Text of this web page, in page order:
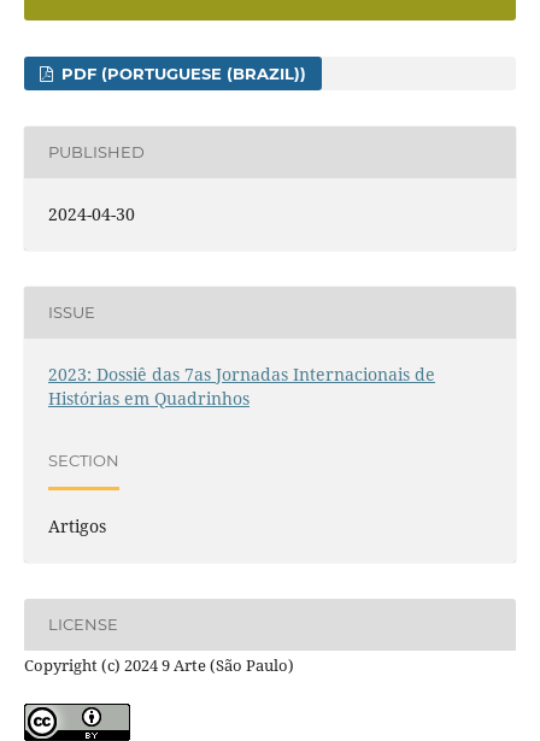
PDF (PORTUGUESE (BRAZIL))
PUBLISHED
2024-04-30
ISSUE
2023: Dossiê das 7as Jornadas Internacionais de
Histórias em Quadrinhos
SECTION
Artigos
LICENSE
Copyright (c) 2024 9 Arte (São Paulo)